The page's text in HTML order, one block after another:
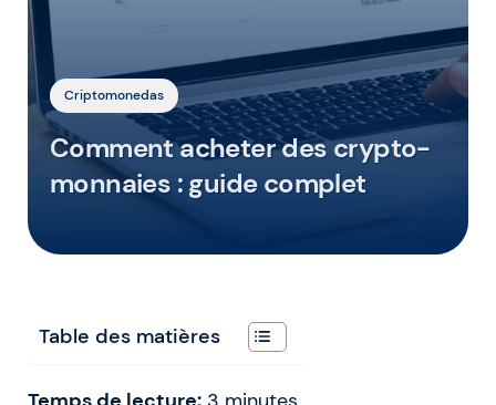
Criptomonedas
Comment acheter des crypto-
monnaies : guide complet
Table des matières